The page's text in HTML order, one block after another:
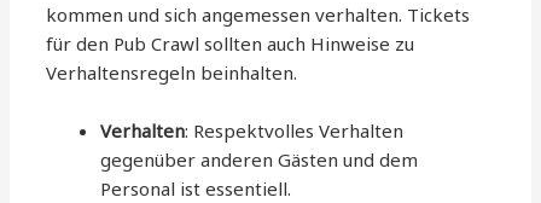
kommen und sich angemessen verhalten. Tickets
für den Pub Crawl sollten auch Hinweise zu
Verhaltensregeln beinhalten.
Verhalten: Respektvolles Verhalten
gegenüber anderen Gästen und dem
Personal ist essentiell.